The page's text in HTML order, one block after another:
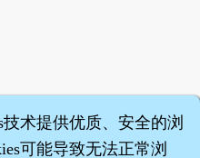
术提供优质、安全的浏
可能导致无法正常浏